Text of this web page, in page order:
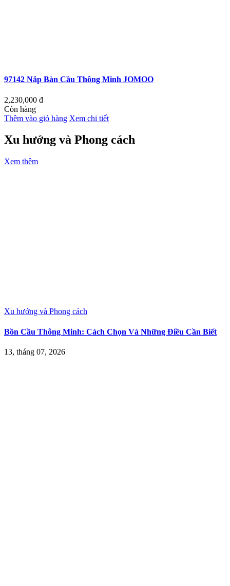
97142 Nắp Bàn Cầu Thông Minh JOMOO
2,230,000 đ
Còn hàng
Thêm vào giỏ hàng Xem chi tiết
Xu hướng và Phong cách
Xem thêm
Xu hướng và Phong cách
Bồn Cầu Thông Minh: Cách Chọn Và Những Điều Cần Biết
13, tháng 07, 2026